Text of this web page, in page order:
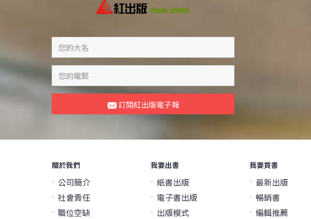
訂閱紅出版電子報
關於我們
公司簡介
社會責任
職位空缺
我要出書
紙書出版
電子書出版
出版模式
我要買書
最新出版
暢銷書
編輯推薦